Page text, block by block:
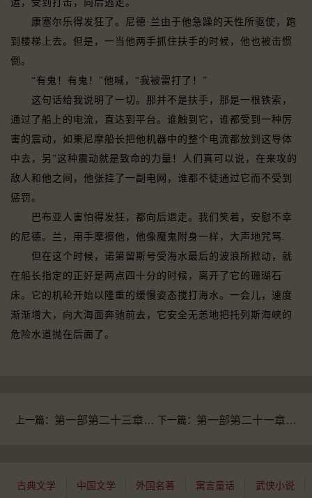
运，受到打击，向后逃走。
康塞尔乐得发狂了。尼德·兰由于他急躁的天性所驱使，跑
到楼梯上去。但是，一当他两手抓住扶手的时候，他也被击惯
倒。
“有鬼！有鬼！"他喊，“我被雷打了！”
这句话给我说明了一切。那并不是扶手，那是一根铁索，
通过了船上的电流，直达到平台。谁触到它，谁都受到一种厉
害的震动，如果尼摩船长把他机器中的整个电流都放到这导体
中去，另”这种震动就是致命的力量！人们真可以说，在来攻的
敌人和他之间，他张挂了一副电网，谁都不徒通过它而不受到
惩罚。
巴布亚人害怕得发狂，都向后退走。我们笑着，安慰不幸
的尼德。兰，用手摩擦他，他像魔鬼附身一样，大声地咒骂.
但在这个时候，诺第留斯号受海水最后的波浪所掀动，就
在船长指定的正好是两点四十分的时候，离开了它的珊瑚石
床。它的机轮开始以隆重的缓慢姿态搅打海水。一会儿，速度
渐渐增大，向大海面奔驰前去，它安全无恙地把托列斯海峡的
危险水道抛在后面了。
上一篇： 第一部第二十三章 强逼睡眠 下一篇： 第一部第二十一章 在陆地上的两天
古典文学 中国文学 外国名著 寓言童话
武侠小说